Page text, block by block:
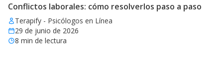
Conflictos laborales: cómo resolverlos paso a paso
Terapify - Psicólogos en Línea
29 de junio de 2026
8 min de lectura